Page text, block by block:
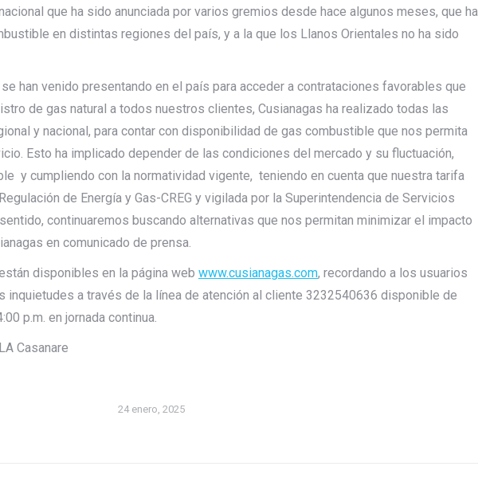
que ha sido anunciada por varios gremios desde hace algunos meses, que ha
en distintas regiones del país, y a la que los Llanos Orientales no ha sido
han venido presentando en el país para acceder a contrataciones favorables que
de gas natural a todos nuestros clientes, Cusianagas ha realizado todas las
y nacional, para contar con disponibilidad de gas combustible que nos permita
Esto ha implicado depender de las condiciones del mercado y su fluctuación,
y cumpliendo con la normatividad vigente, teniendo en cuenta que nuestra tarifa
de Energía y Gas-CREG y vigilada por la Superintendencia de Servicios
continuaremos buscando alternativas que nos permitan minimizar el impacto
en comunicado de prensa.
disponibles en la página web www.cusianagas.com, recordando a los usuarios
inquietudes a través de la línea de atención al cliente 3232540636 disponible de
p.m. en jornada continua.
Casanare
24 enero, 2025